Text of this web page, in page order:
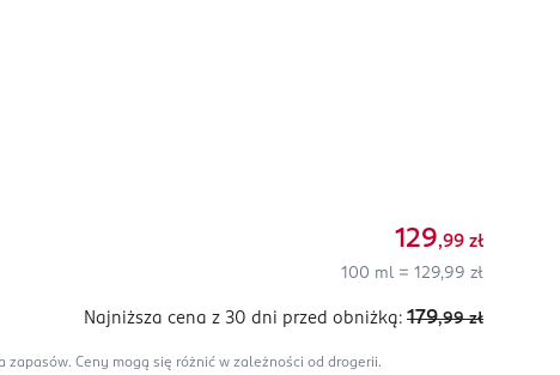
129,99 zł
100 ml = 129,99 zł
Najniższa cena z 30 dni przed obniżką: 179,99 zł
zapasów. Ceny mogą się różnić w zależności od drogerii.